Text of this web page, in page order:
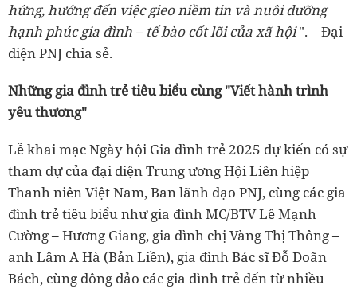
hứng, hướng đến việc gieo niềm tin và nuôi dưỡng
hạnh phúc gia đình – tế bào cốt lõi của xã hội". – Đại
diện PNJ chia sẻ.
Những gia đình trẻ tiêu biểu cùng "Viết hành trình
yêu thương"
Lễ khai mạc Ngày hội Gia đình trẻ 2025 dự kiến có sự
tham dự của đại diện Trung ương Hội Liên hiệp
Thanh niên Việt Nam, Ban lãnh đạo PNJ, cùng các gia
đình trẻ tiêu biểu như gia đình MC/BTV Lê Mạnh
Cường – Hương Giang, gia đình chị Vàng Thị Thông –
anh Lâm A Hà (Bản Liền), gia đình Bác sĩ Đỗ Doãn
Bách, cùng đông đảo các gia đình trẻ đến từ nhiều